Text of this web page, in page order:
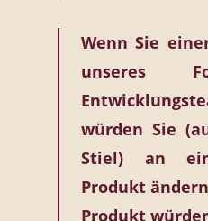
Wenn Sie
unseres
würden Sie
Stiel) an
Produkt
Produkt